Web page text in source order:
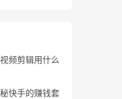
频剪辑用什么
快手的赚钱套